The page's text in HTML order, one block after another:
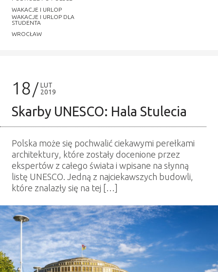
WAKACJE I URLOP
WAKACJE I URLOP DLA
STUDENTA
WROCŁAW
18
LUT
2019
Skarby UNESCO: Hala Stulecia
Polska może się pochwalić ciekawymi perełkami
architektury, które zostały docenione przez
ekspertów z całego świata i wpisane na słynną
listę UNESCO. Jedną z najciekawszych budowli,
które znalazły się na tej […]